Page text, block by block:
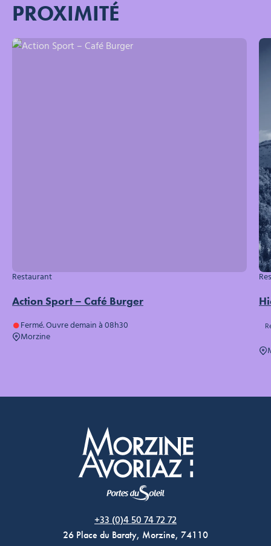
PROXIMITÉ
Action Sport – Café Burger
Restaurant
Fermé. Ouvre demain à 08h30
Morzine
Action Sport – Café Burger, © action
+33 (0)4 50 74 72 72
26 Place du Baraty, Morzine, 74110